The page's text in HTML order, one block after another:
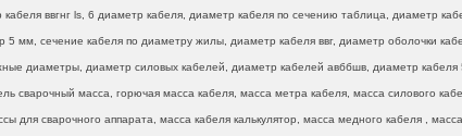
кабеля ввгнг ls, 6 диаметр кабеля, диаметр кабеля по сечению таблица, диаметр
5 мм, сечение кабеля по диаметру жилы, диаметр кабеля ввг, диаметр оболочки
диаметры, диаметр силовых кабелей, диаметр кабелей авббшв, диаметр
сварочный масса, горючая масса кабеля, масса метра кабеля, масса силового
для сварочного аппарата, масса кабеля калькулятор, масса медного кабеля ,